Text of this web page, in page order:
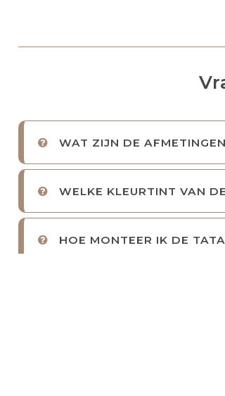
WAT ZIJN DE
WELKE KLEURTINT VAN
HOE MONTEER IK DE